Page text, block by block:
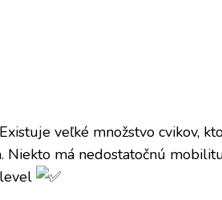
Existuje veľké množstvo cvikov,
má nedostatočnú